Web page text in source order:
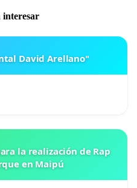
interesar
David Arellano"
la realización de Rap
en Maipú